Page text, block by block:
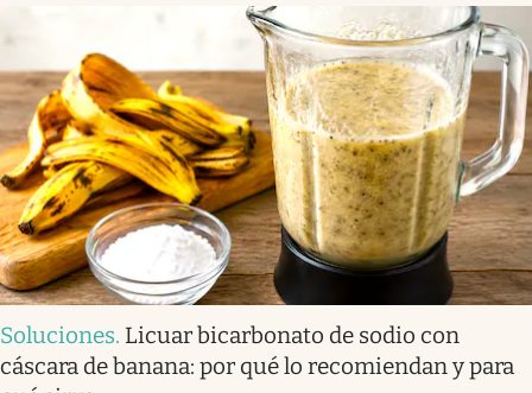
Soluciones. Licuar bicarbonato de sodio con
cáscara de banana: por qué lo recomiendan y para